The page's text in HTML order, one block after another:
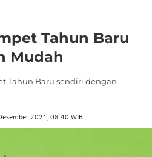
Tahun Baru
Mudah
Tahun Baru sendiri dengan
2021, 08:40 WIB